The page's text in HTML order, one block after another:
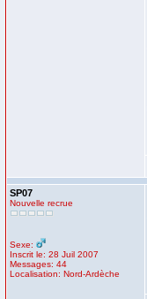
SP07
Nouvelle recrue
Sexe:
Inscrit le: 28 Juil 2007
Messages: 44
Localisation: Nord-Ardèche